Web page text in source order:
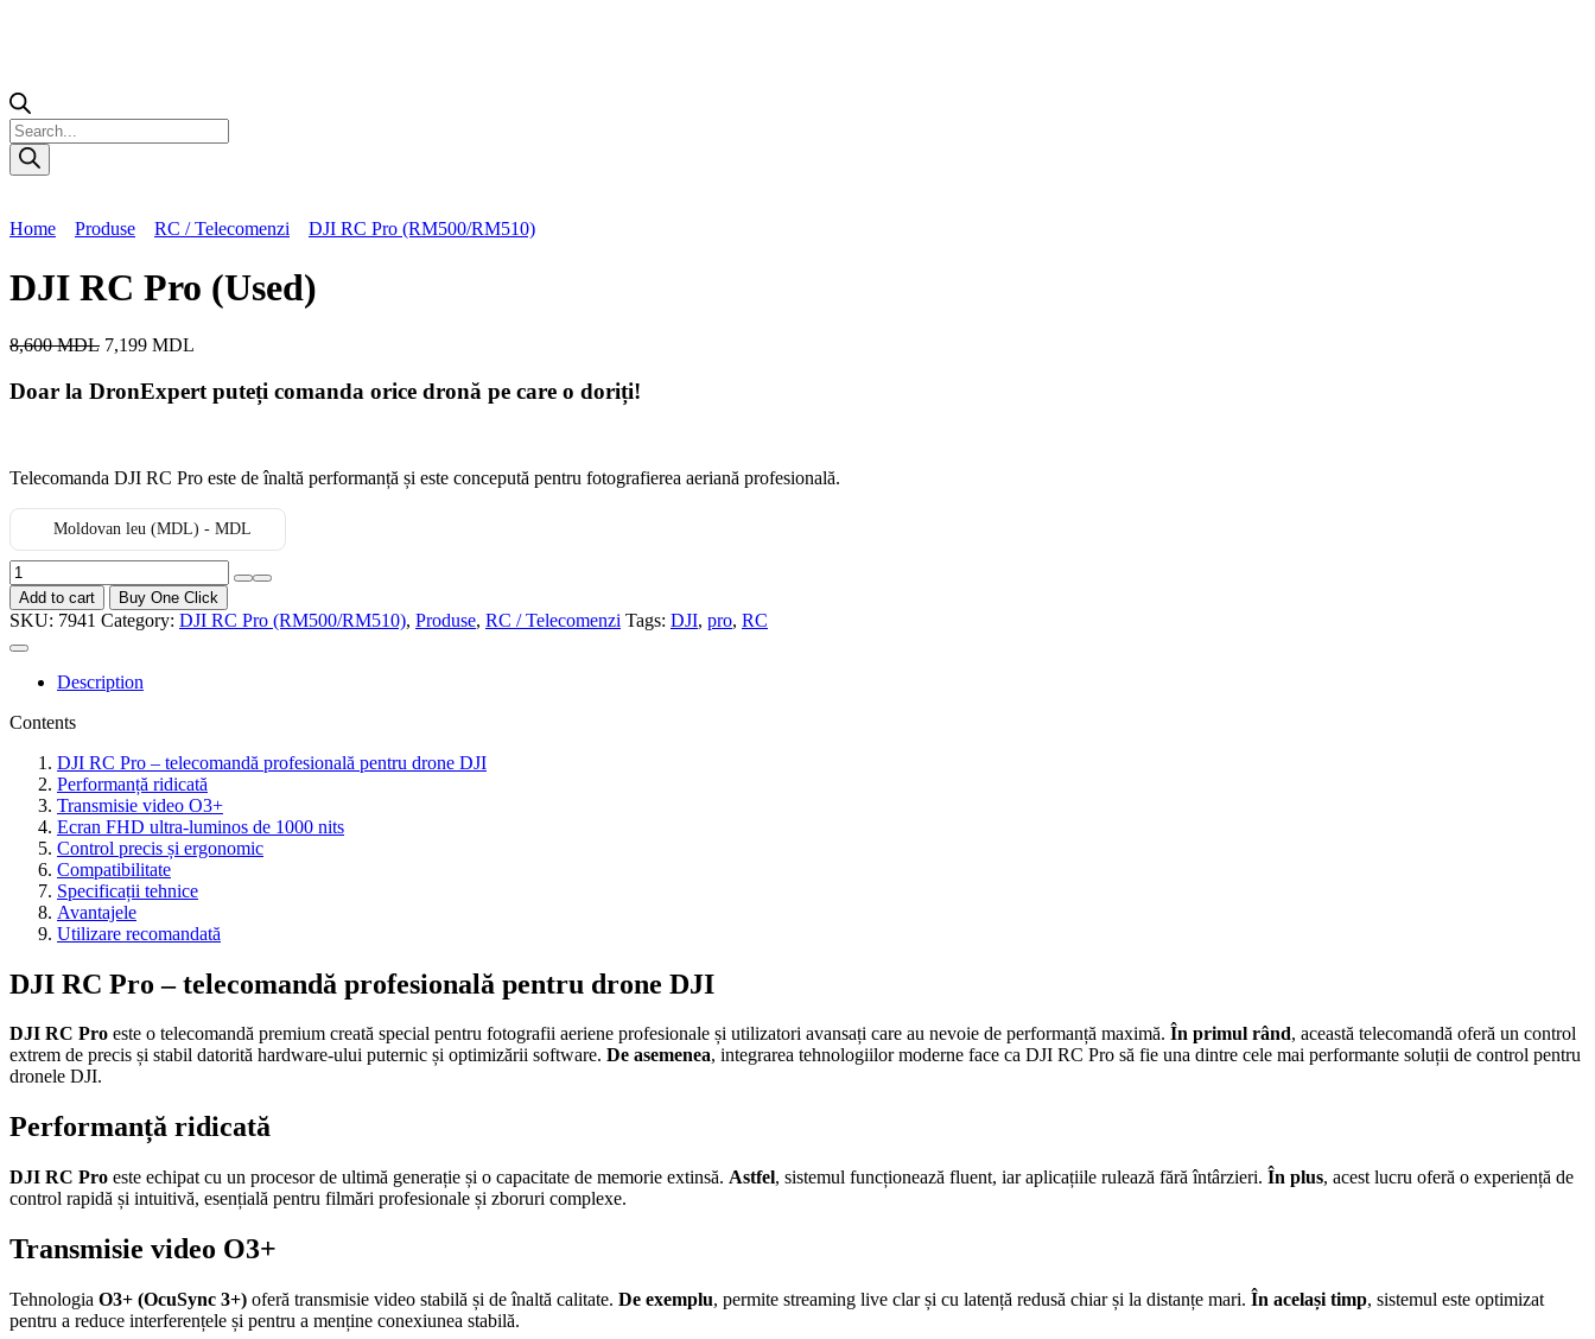
Home Produse RC / Telecomenzi DJI RC Pro (RM500/RM510)
DJI RC Pro (Used)
8,600MDL 7,199 MDL
Doar la DronExpert puteți comanda orice dronă pe care o doriți!
Telecomanda DJI RC Pro este de înaltă performanță și este concepută pentru fotografierea aeriană profesională.
Moldovan leu (MDL) - MDL
Add to cart Buy One Click
SKU: 7941 Category: DJI RC Pro (RM500/RM510), Produse, RC / Telecomenzi Tags: DJI, pro, RC
Description
Contents
DJI RC Pro – telecomandă profesională pentru drone DJI
Performanță ridicată
Transmisie video O3+
Ecran FHD ultra-luminos de 1000 nits
Control precis și ergonomic
Compatibilitate
Specificații tehnice
Avantajele
Utilizare recomandată
DJI RC Pro – telecomandă profesională pentru drone DJI
DJI RC Pro este o telecomandă premium creată special pentru fotografii aeriene profesionale și utilizatori avansați care au nevoie de performanță maximă. În primul rând, această telecomandă oferă un control
extrem de precis și stabil datorită hardware-ului puternic și optimizării software. De asemenea, integrarea tehnologiilor moderne face ca DJI RC Pro să fie una dintre cele mai performante soluții de control pentru
dronele DJI.
Performanță ridicată
DJI RC Pro este echipat cu un procesor de ultimă generație și o capacitate de memorie extinsă. Astfel, sistemul funcționează fluent, iar aplicațiile rulează fără întârzieri. În plus, acest lucru oferă o experiență de
control rapidă și intuitivă, esențială pentru filmări profesionale și zboruri complexe.
Transmisie video O3+
Tehnologia O3+ (OcuSync 3+) oferă transmisie video stabilă și de înaltă calitate. De exemplu, permite streaming live clar și cu latență redusă chiar și la distanțe mari. În același timp, sistemul este optimizat
pentru a reduce interferențele și pentru a menține conexiunea stabilă.